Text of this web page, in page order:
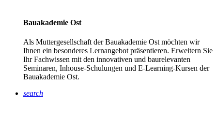
Bauakademie Ost
Als Muttergesellschaft der Bauakademie Ost möchten wir
Ihnen ein besonderes Lernangebot präsentieren. Erweitern Sie
Ihr Fachwissen mit den innovativen und baurelevanten
Seminaren, Inhouse-Schulungen und E-Learning-Kursen der
Bauakademie Ost.
search